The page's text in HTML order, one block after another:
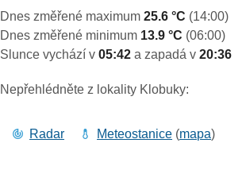
Dnes změřené maximum25.6 °C (14:00)
Dnes změřené minimum 13.9 °C (06:00)
Slunce vychází v05:42a zapadá v20:36
Nepřehlédněte z lokality Klobuky:
Radar Meteostanice (mapa)